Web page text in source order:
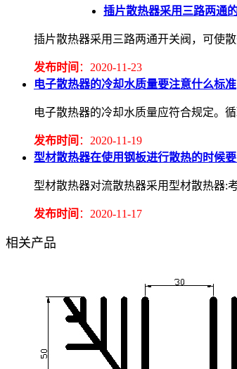
插片散热器采用三路两通
插片散热器采用三路两通开关阀，可使
发布时间 ：2020-11-23
电子散热器的冷却水质量要注意什么标准
电子散热器的冷却水质量应符合规定。
发布时间 ：2020-11-19
型材散热器在使用钢板进行散热的时候
型材散热器对流散热器采用型材散热器:
发布时间 ：2020-11-17
相关产品